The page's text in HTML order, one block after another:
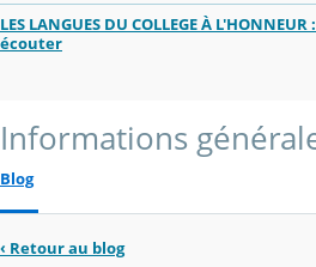
LES LANGUES DU COLLEGE À
écouter
Informations
Blog
‹ Retour au blog